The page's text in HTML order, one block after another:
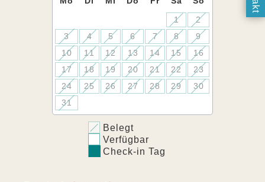
1
2
3
4 5 6 7 8
9
10
11 12 13 14 15
16
17
18 19 20 21 22
23
24
25 26 27 28 29
30
31
Belegt
Verfügbar
Check-in Tag